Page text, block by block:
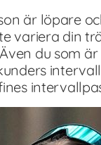
är löpare
variera din
du som